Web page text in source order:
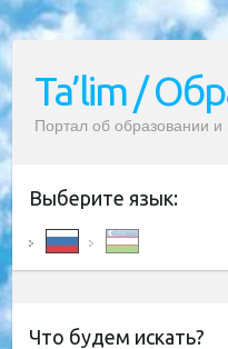
Ta’lim /
Портал об образовании и
Выберите язык:
Что будем искать?